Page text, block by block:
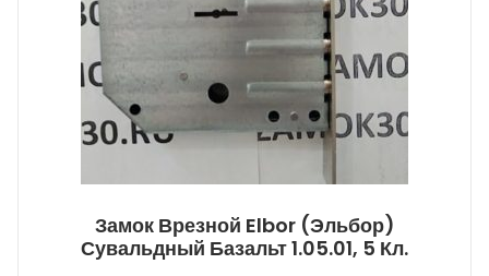
Замок Врезной Elbor (Эльбор)
Сувальдный Базальт 1.05.01, 5 Кл.